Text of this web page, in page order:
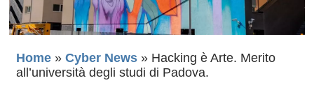
Home » Cyber News » Hacking è Arte. Merito
all’università degli studi di Padova.